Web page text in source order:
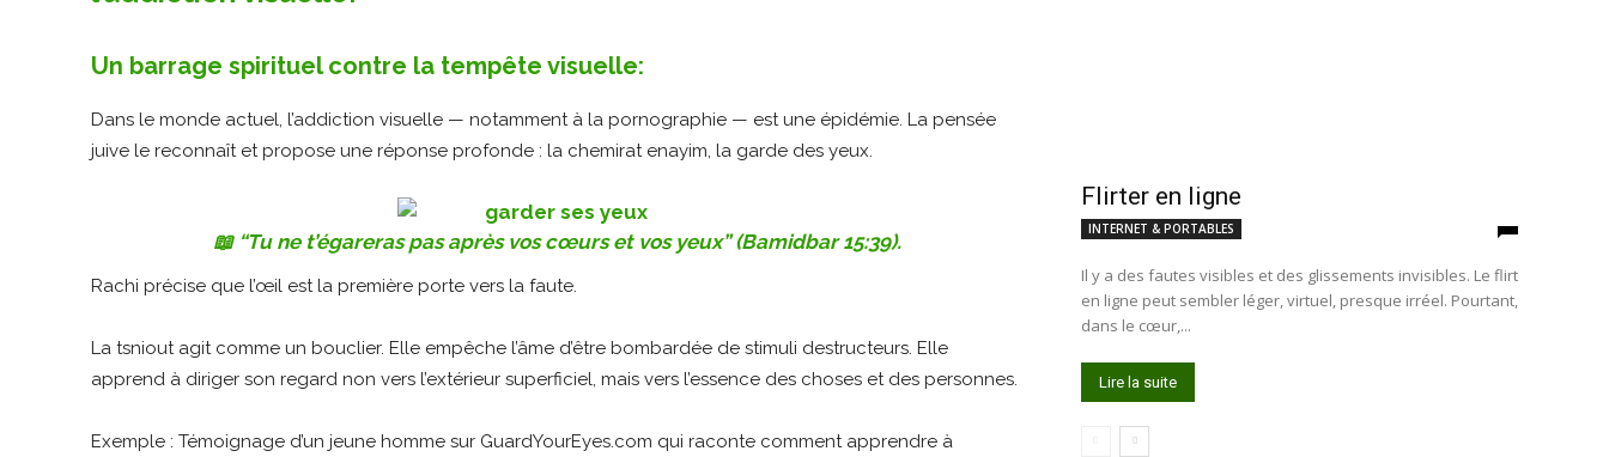
Un barrage spirituel contre la tempête visuelle:
Dans le monde actuel, l’addiction visuelle — notamment à la pornographie — est une épidémie. La pensée
juive le reconnaît et propose une réponse profonde : la chemirat enayim, la garde des yeux.
📖 “Tu ne t’égareras pas après vos cœurs et vos yeux” (Bamidbar 15:39).
Rachi précise que l’œil est la première porte vers la faute.
La tsniout agit comme un bouclier. Elle empêche l’âme d’être bombardée de stimuli destructeurs. Elle
apprend à diriger son regard non vers l’extérieur superficiel, mais vers l’essence des choses et des personnes.
Exemple : Témoignage d’un jeune homme sur GuardYourEyes.com qui raconte comment apprendre à
Flirter en ligne
INTERNET & PORTABLES
Il y a des fautes visibles et des glissements invisibles. Le flirt
en ligne peut sembler léger, virtuel, presque irréel. Pourtant,
dans le cœur,...
Lire la suite